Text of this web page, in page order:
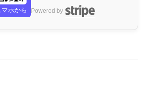
マホから Powered by